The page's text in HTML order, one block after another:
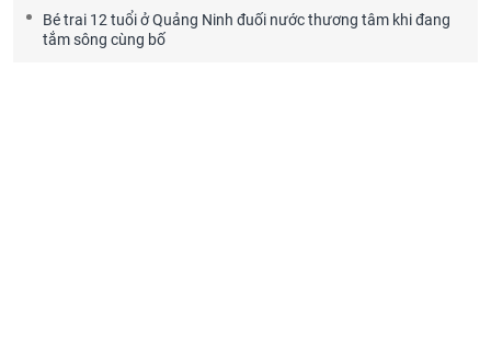
Bé trai 12 tuổi ở Quảng Ninh đuối nước thương tâm khi đang
tắm sông cùng bố